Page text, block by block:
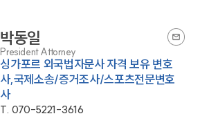
박동일
President Attorney
싱가포르 외국법자문사 자격 보유 변호
사,국제소송/증거조사/스포츠전문변호
사
T. 070-5221-3616